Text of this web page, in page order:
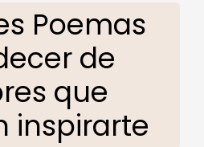
Poemas
de
que
inspirarte